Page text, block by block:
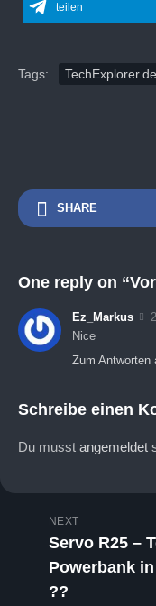
teilen
Tags: TechExplorer.de
SHARE
One reply on
Ez_Markus
Nice
Zum Antworten
Schreibe einen
Du musst angemeldet
NEXT
Servo R25 –
Powerbank
??